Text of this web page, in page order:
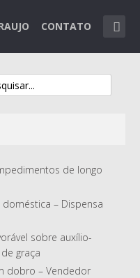
CONTATO
de longo
doméstica – Dispensa
sobre auxílio-
graça
dobro – Vendedor